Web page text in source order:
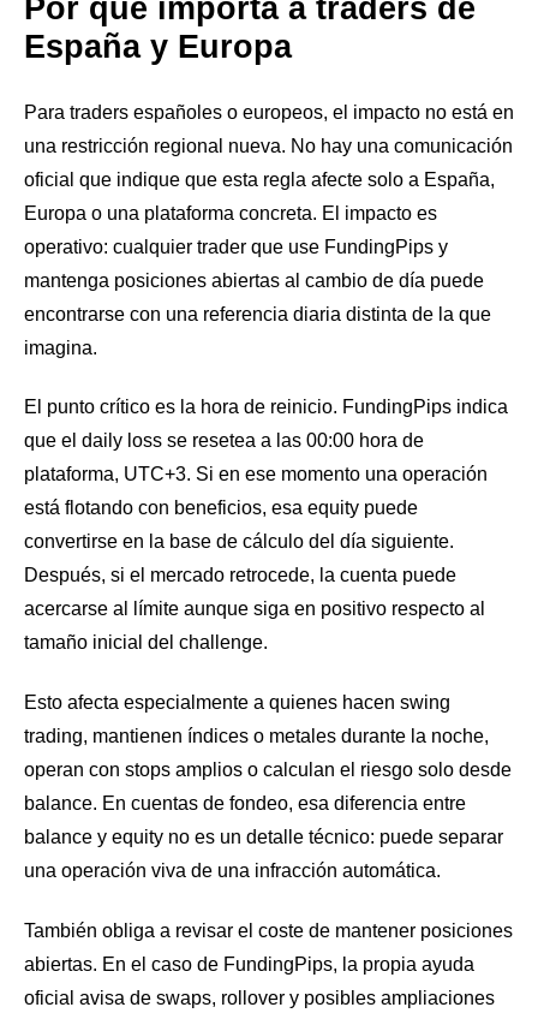
Por qué importa a traders de
España y Europa
Para traders españoles o europeos, el impacto no está en
una restricción regional nueva. No hay una comunicación
oficial que indique que esta regla afecte solo a España,
Europa o una plataforma concreta. El impacto es
operativo: cualquier trader que use FundingPips y
mantenga posiciones abiertas al cambio de día puede
encontrarse con una referencia diaria distinta de la que
imagina.
El punto crítico es la hora de reinicio. FundingPips indica
que el daily loss se resetea a las 00:00 hora de
plataforma, UTC+3. Si en ese momento una operación
está flotando con beneficios, esa equity puede
convertirse en la base de cálculo del día siguiente.
Después, si el mercado retrocede, la cuenta puede
acercarse al límite aunque siga en positivo respecto al
tamaño inicial del challenge.
Esto afecta especialmente a quienes hacen swing
trading, mantienen índices o metales durante la noche,
operan con stops amplios o calculan el riesgo solo desde
balance. En cuentas de fondeo, esa diferencia entre
balance y equity no es un detalle técnico: puede separar
una operación viva de una infracción automática.
También obliga a revisar el coste de mantener posiciones
abiertas. En el caso de FundingPips, la propia ayuda
oficial avisa de swaps, rollover y posibles ampliaciones